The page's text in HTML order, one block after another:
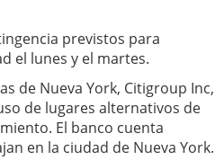
previstos para
el lunes y el martes.
de Nueva York, Citigroup Inc,
de lugares alternativos de
El banco cuenta
en la ciudad de Nueva York.